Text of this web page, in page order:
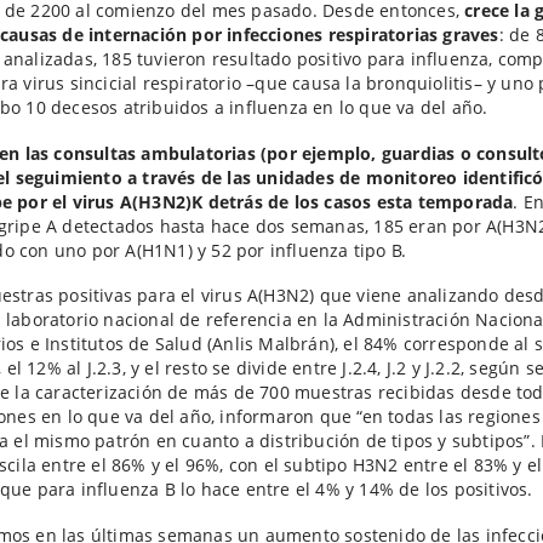
de 2200 al comienzo del mes pasado. Desde entonces,crece la
de internación por infecciones respiratorias graves: de
185 tuvieron resultado positivo para influenza,
virus sincicial respiratorio –que causa la bronquiolitis– y uno
10 decesos atribuidos a influenza en lo que va del año.
las consultas ambulatorias (por ejemplo, guardias o
seguimiento a través de las unidades de monitoreo
por el virus A(H3N2)K detrás de los casos esta temporada.
A detectados hasta hace dos semanas, 185 eran por
con uno por A(H1N1) y 52 por influenza tipo B.
positivas para el virus A(H3N2) que viene analizando
laboratorio nacional de referencia en la Administración
e Institutos de Salud (Anlis Malbrán), el 84% corresponde al
el 12% al J.2.3, y el resto se divide entre J.2.4, J.2 y J.2.2, según
la caracterización de más de 700 muestras recibidas desde
en lo que va del año, informaron que “en todas las
el mismo patrón en cuanto a distribución de tipos y subtipos”.
entre el 86% y el 96%, con el subtipo H3N2 entre el 83% y
para influenza B lo hace entre el 4% y 14% de los positivos.
en las últimas semanas un aumento sostenido de las